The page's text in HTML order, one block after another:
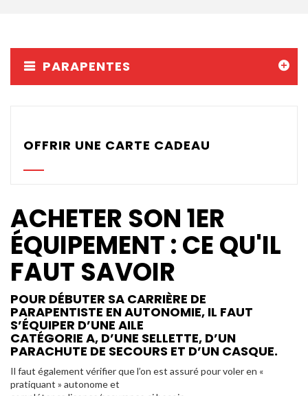
Casques
DÉMOS
PROMOTIONS
PARAPENTES
OFFRIR UNE CARTE CADEAU
ACHETER SON 1ER
ÉQUIPEMENT : CE QU'IL
FAUT SAVOIR
POUR DÉBUTER SA CARRIÈRE DE
PARAPENTISTE EN AUTONOMIE, IL FAUT
S’ÉQUIPER D’UNE AILE
CATÉGORIE A, D’UNE SELLETTE, D’UN
PARACHUTE DE SECOURS ET D’UN CASQUE.
Il faut également vérifier que l’on est assuré pour voler en «
pratiquant » autonome et